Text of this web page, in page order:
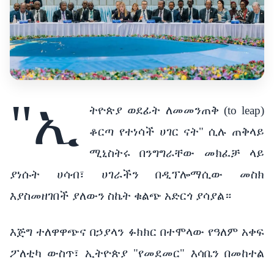
"ኢ
ትዮጵያ ወደፊት ለመመንጠቅ (to leap)
ቆርጣ የተነሳች ሀገር ናት" ሲሉ ጠቅላይ
ሚኒስትሩ በንግግራቸው መክፈቻ ላይ
ያነሱት ሀሳብ፣ ሀገራችን በዲፕሎማሲው መስክ
እያስመዘገበች ያለውን ስኬት ቁልጭ አድርጎ ያሳያል።
እጅግ ተለዋዋጭና በኃያላን ፉክክር በተሞላው የዓለም አቀፍ
ፖለቲካ ውስጥ፣ ኢትዮጵያ "የመደመር" እሳቤን በመከተል